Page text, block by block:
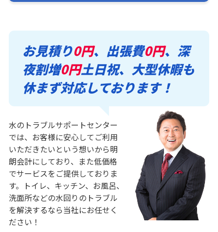
お見積り0円、出張費0円、深
夜割増0円土日祝、大型休暇も
休まず対応しております！
水のトラブルサポートセンター
では、お客様に安心してご利用
いただきたいという想いから明
朗会計にしており、また低価格
でサービスをご提供しておりま
す。トイレ、キッチン、お風呂、
洗面所などの水回りのトラブル
を解決するなら当社にお任せく
ださい！